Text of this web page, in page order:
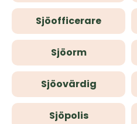
Sjöofficerare
Sjöorm
Sjöovärdig
Sjöpolis